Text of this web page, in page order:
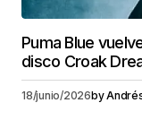
Puma Blue
disco Croak
18/junio/2026by